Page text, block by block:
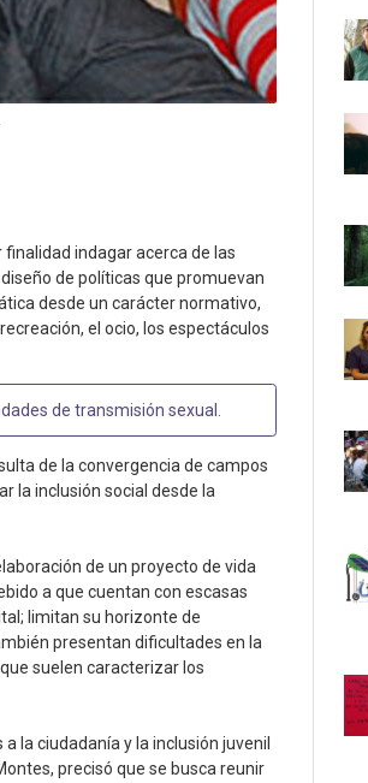
indagar acerca de las
de políticas que promuevan
desde un carácter normativo,
el ocio, los espectáculos
de transmisión sexual
de la convergencia de campos
la inclusión social desde la
de un proyecto de vida
a que cuentan con escasas
limitan su horizonte de
presentan dificultades en la
suelen caracterizar los
la ciudadanía y la inclusión juvenil
precisó que se busca reunir